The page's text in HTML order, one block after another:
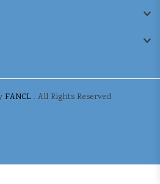
FANCL . All Rights Reserved.